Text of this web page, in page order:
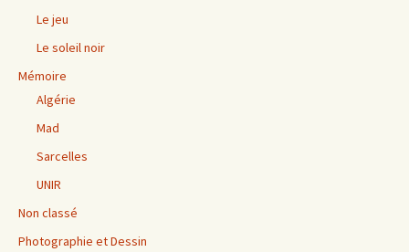
Le jeu
Le soleil noir
Mémoire
Algérie
Mad
Sarcelles
UNIR
Non classé
Photographie et Dessin